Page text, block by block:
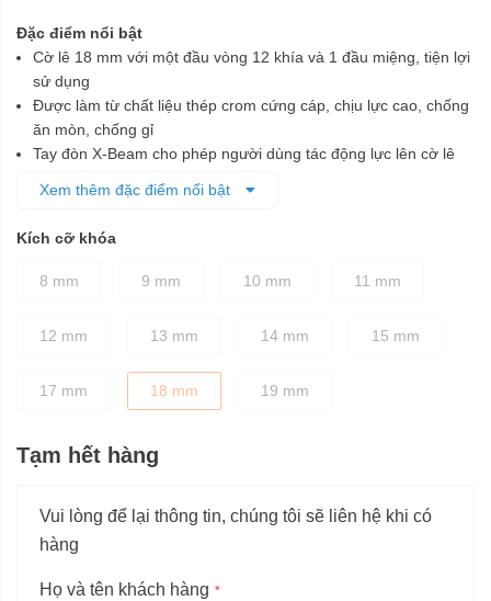
Đặc điểm nổi bật
Cờ lê 18 mm với một đầu vòng 12 khía và 1 đầu miệng, tiện lợi
sử dụng
Được làm từ chất liệu thép crom cứng cáp, chịu lực cao, chống
ăn mòn, chống gỉ
Tay đòn X-Beam cho phép người dùng tác động lực lên cờ lê
Đầu vòng được thiết kế tự động cho hiệu quả vặn mở cao hơn,
chuẩn kỹ thuật, đảm bảo cố định các chi tiết bu lông dễ dàng,
Xem thêm đặc điểm nổi bật
Kích cỡ khóa
8 mm 9 mm 10 mm 11 mm
12 mm 13 mm 14 mm 15 mm
17 mm 18 mm 19 mm
Tạm hết hàng
Vui lòng để lại thông tin, chúng tôi sẽ liên hệ khi có
hàng
Họ và tên khách hàng